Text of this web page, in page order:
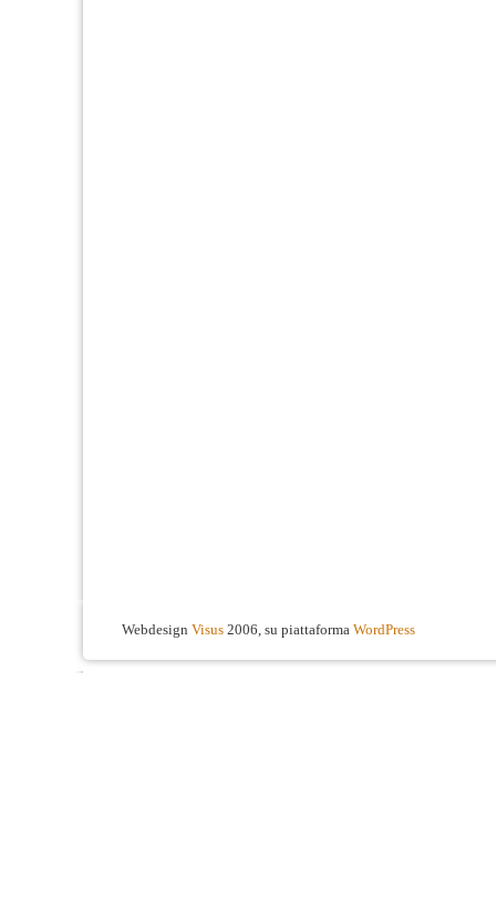
Webdesign Visus 2006, su piattaforma WordPress